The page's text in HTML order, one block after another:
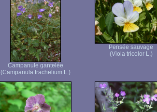
Campanule gantelée
(Campanula trachelium L.)
Pensée sauvage
(Viola tricolor L.)